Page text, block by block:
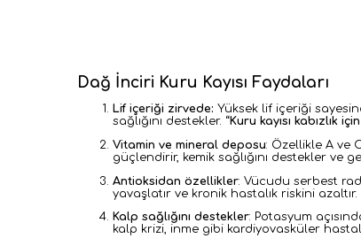
Dağ İnciri Kuru Kayısı Faydaları
Lif içeriği zirvede: Yüksek lif içeriği
sağlığını destekler. “Kuru kayısı kabızlık
Vitamin ve mineral deposu: Özellikle A ve
güçlendirir, kemik sağlığını destekler ve
Antioksidan özellikler: Vücudu serbest
yavaşlatır ve kronik hastalık riskini azaltır.
Kalp sağlığını destekler: Potasyum
kalp krizi, inme gibi kardiyovasküler